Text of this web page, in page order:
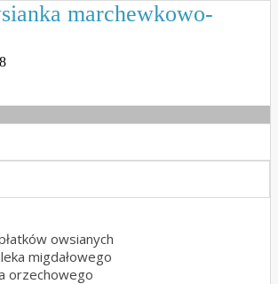
marchewkowo-
owsianych
migdałowego
orzechowego